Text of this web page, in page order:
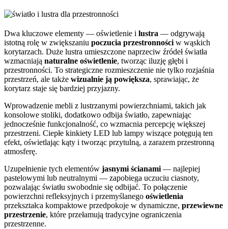
Dwa kluczowe elementy — oświetlenie i lustra — odgrywają
istotną rolę w zwiększaniu poczucia przestronności w wąskich
korytarzach. Duże lustra umieszczone naprzeciw źródeł światła
wzmacniają naturalne oświetlenie, tworząc iluzję głębi i
przestronności. To strategiczne rozmieszczenie nie tylko rozjaśnia
przestrzeń, ale także wizualnie ją powiększa, sprawiając, że
korytarz staje się bardziej przyjazny.
Wprowadzenie mebli z lustrzanymi powierzchniami, takich jak
konsolowe stoliki, dodatkowo odbija światło, zapewniając
jednocześnie funkcjonalność, co wzmacnia percepcję większej
przestrzeni. Ciepłe kinkiety LED lub lampy wiszące potęgują ten
efekt, oświetlając kąty i tworząc przytulną, a zarazem przestronną
atmosferę.
Uzupełnienie tych elementów jasnymi ścianami — najlepiej
pastelowymi lub neutralnymi — zapobiega uczuciu ciasnoty,
pozwalając światłu swobodnie się odbijać. To połączenie
powierzchni refleksyjnych i przemyślanego oświetlenia
przekształca kompaktowe przedpokoje w dynamiczne, przewiewne
przestrzenie, które przełamują tradycyjne ograniczenia
przestrzenne.